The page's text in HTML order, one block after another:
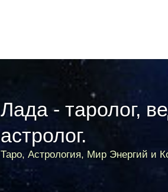
Лада - таролог,
астролог.
Таро, Астрология, Мир Энергий и